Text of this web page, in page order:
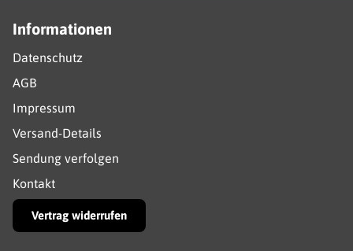
Informationen
Datenschutz
AGB
Impressum
Versand-Details
Sendung verfolgen
Kontakt
Vertrag widerrufen